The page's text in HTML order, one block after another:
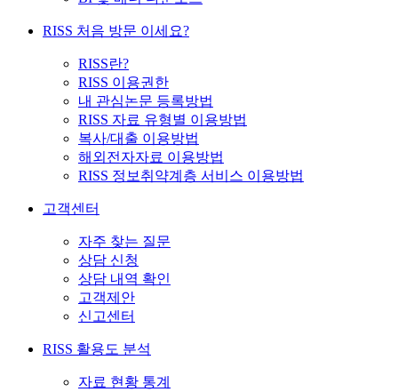
RISS 처음 방문 이세요?
RISS란?
RISS 이용권한
내 관심논문 등록방법
RISS 자료 유형별 이용방법
복사/대출 이용방법
해외전자자료 이용방법
RISS 정보취약계층 서비스 이용방법
고객센터
자주 찾는 질문
상담 신청
상담 내역 확인
고객제안
신고센터
RISS 활용도 분석
자료 현황 통계